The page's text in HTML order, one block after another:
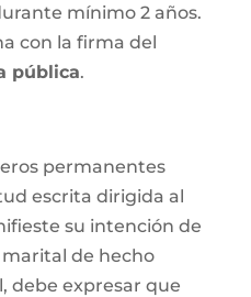
mínimo 2 años.
con la firma del
pública.
permanentes
escrita dirigida al
su intención de
de hecho
debe expresar que